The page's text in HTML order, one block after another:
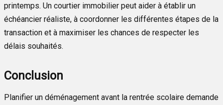
printemps. Un courtier immobilier peut aider à établir un
échéancier réaliste, à coordonner les différentes étapes de la
transaction et à maximiser les chances de respecter les
délais souhaités.
Conclusion
Planifier un déménagement avant la rentrée scolaire demande